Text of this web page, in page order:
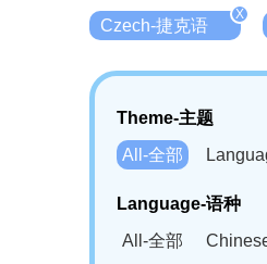
Czech-捷克语
X
Theme-主题
All-全部
Language-语种
All-全部